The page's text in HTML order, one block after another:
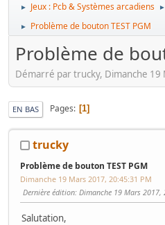
► Jeux : Pcb & Systèmes arcadiens ►
► Problème de bouton TEST PGM
Problème de
Démarré par trucky, Dimanche 19
EN BAS Pages 1
trucky
Problème de bouton TEST PGM
Dimanche 19 Mars 2017, 20:45:31 PM
Dernière édition: Dimanche 19 Mars
Salutation,